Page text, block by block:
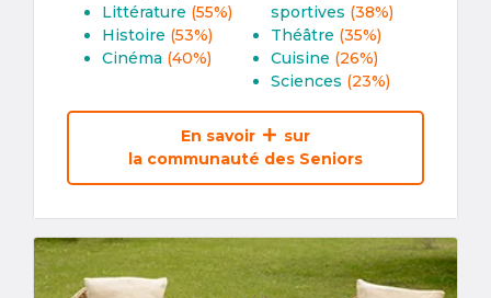
Littérature (55%)
Histoire (53%)
Cinéma (40%)
sportives (38%)
Théâtre (35%)
Cuisine (26%)
Sciences (23%)
En savoir
sur
la communauté des Seniors